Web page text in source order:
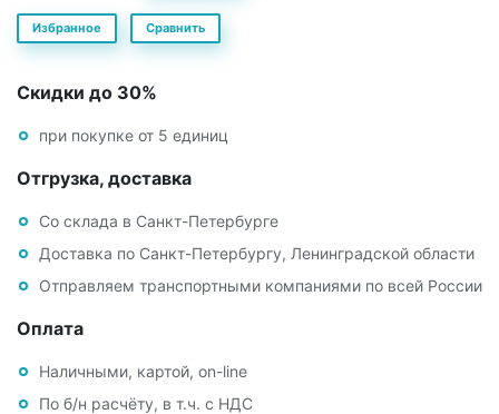
Избранное Сравнить
Скидки до 30%
при покупке от 5 единиц
Отгрузка, доставка
Со склада в Санкт-Петербурге
Доставка по Санкт-Петербургу, Ленинградской области
Отправляем транспортными компаниями по всей России
Оплата
Наличными, картой, on-line
По б/н расчёту, в т.ч. с НДС